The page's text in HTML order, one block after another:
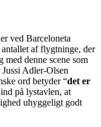
ved Barceloneta
af flygtninge, der
denne scene som
Adler-Olsen
ord betyder “det er
på lystavlen, at
uhyggeligt godt